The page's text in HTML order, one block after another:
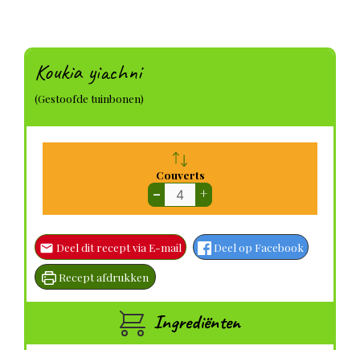
Koukia yiachni
(Gestoofde tuinbonen)
Couverts
– +
Deel dit recept via E-mail Deel op Facebook
Recept afdrukken
Ingrediënten